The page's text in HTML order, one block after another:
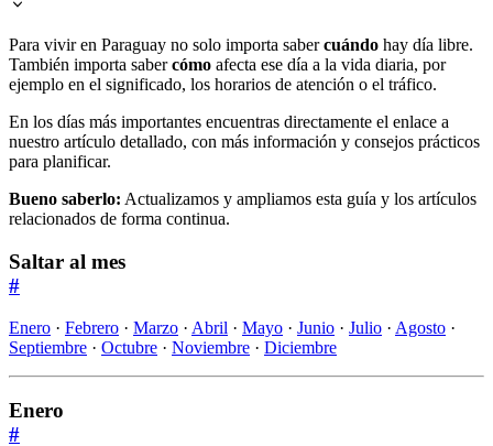
Para vivir en Paraguay no solo importa sabercuándo hay día libre.
También importa sabercómo afecta ese día a la vida diaria, por
ejemplo en el significado, los horarios de atención o el tráfico.
En los días más importantes encuentras directamente el enlace a
nuestro artículo detallado, con más información y consejos prácticos
para planificar.
Bueno saberlo: Actualizamos y ampliamos esta guía y los artículos
relacionados de forma continua.
Saltar al mes
#
Enero · Febrero · Marzo · Abril · Mayo · Junio · Julio · Agosto ·
Septiembre · Octubre · Noviembre · Diciembre
Enero
#